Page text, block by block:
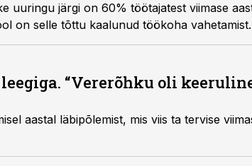
uuringu järgi on 60% töötajatest viimase
on selle tõttu kaalunud töökoha vahetamist.
“Vererõhku oli
aastal läbipõlemist, mis viis ta tervise